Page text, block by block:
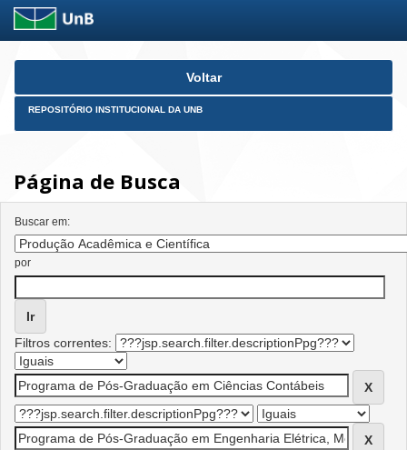
Skip
Voltar
REPOSITÓRIO INSTITUCIONAL DA UNB
Página de Busca
Buscar em:
por
Filtros correntes: